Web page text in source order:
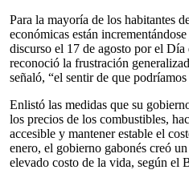
Para la mayoría de los habitantes
económicas están
discurso el 17 de agosto por el
reconoció la frustración
señaló, “el sentir de que
Enlistó las medidas que su
los precios de los combustibles,
accesible y mantener estable el
enero, el gobierno gabonés creó
elevado costo de la vida, según el